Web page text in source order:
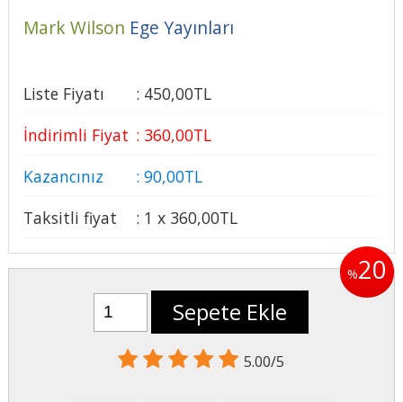
Mark Wilson Ege Yayınları
Liste Fiyatı : 450,00TL
İndirimli Fiyat : 360,00TL
Kazancınız
: 90,00TL
Taksitli fiyat
: 1 x 360,00TL
%20
Sepete Ekle
5.00/5